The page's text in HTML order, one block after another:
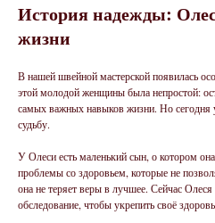
История надежды:
жизни
В нашей швейной мастерской появилась
этой молодой женщины была непростой:
самых важных навыков жизни. Но сегодня
судьбу.
У Олеси есть маленький сын, о котором
проблемы со здоровьем, которые не
она не теряет веры в лучшее. Сейчас
обследование, чтобы укрепить своё